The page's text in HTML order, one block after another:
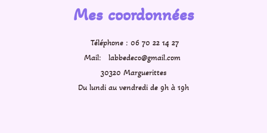
Mes coordonnées
Téléphone : 06 70 22 14 27
Mail: labbedeco@gmail.com
30320 Marguerittes
Du lundi au vendredi de 9h à 19h